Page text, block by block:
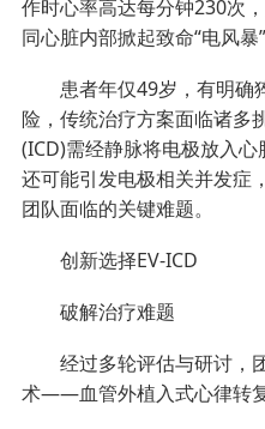
作时心率高达每分钟230次
同心脏内部掀起致命“电风暴
患者年仅49岁，有明确
险，传统治疗方案面临诸多
(ICD)需经静脉将电极放入心
还可能引发电极相关并发症
团队面临的关键难题。
创新选择EV-ICD
破解治疗难题
经过多轮评估与研讨，
术——血管外植入式心律转复